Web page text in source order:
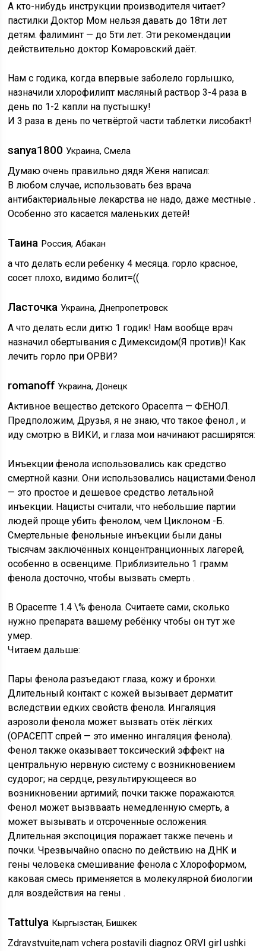
А кто-нибудь инструкции производителя читает?
пастилки Доктор Мом нельзя давать до 18ти лет
детям. фалиминт — до 5ти лет. Эти рекомендации
действительно доктор Комаровский даёт.
Нам с годика, когда впервые заболело горлышко,
назначили хлорофилипт масляный раствор 3-4 раза в
день по 1-2 капли на пустышку!
И 3 раза в день по четвёртой части таблетки лисобакт!
sanya1800Украина, Смела
Думаю очень правильно дядя Женя написал:
В любом случае, использовать без врача
антибактериальные лекарства не надо, даже местные .
Особенно это касается маленьких детей!
Таина Россия, Абакан
а что делать если ребенку 4 месяца. горло красное,
сосет плохо, видимо болит=((
ЛасточкаУкраина, Днепропетровск
А что делать если дитю 1 годик! Нам вообще врач
назначил обертывания с Димексидом(Я против)! Как
лечить горло при ОРВИ?
romanoffУкраина, Донецк
Активное вещество детского Орасепта — ФЕНОЛ.
Предположим, Друзья, я не знаю, что такое фенол , и
иду смотрю в ВИКИ, и глаза мои начинают расширятся:
Инъекции фенола использовались как средство
смертной казни. Они использовались нацистами.Фенол
— это простое и дешевое средство летальной
инъекции. Нацисты считали, что небольшие партии
людей проще убить фенолом, чем Циклоном -Б.
Смертельные фенольные инъекции были даны
тысячам заключённых концентранционных лагерей,
особенно в освенциме. Приблизительно 1 грамм
фенола досточно, чтобы вызвать смерть .
В Орасепте 1.4 \% фенола. Считаете сами, сколько
нужно препарата вашему ребёнку чтобы он тут же
умер.
Читаем дальше:
Пары фенола разъедают глаза, кожу и бронхи.
Длительный контакт с кожей вызывает дерматит
вследствии едких свойств фенола. Ингаляция
аэрозоли фенола может вызвать отёк лёгких
(ОРАСЕПТ спрей — это именно ингаляция фенола).
Фенол также оказывает токсический эффект на
центральную нервную систему с возникновением
судорог; на сердце, результирующееся во
возникновении артимий; почки также поражаются.
Фенол может вызвваать немедленную смерть, а
может вызывать и отсроченные осложения.
Длительная экспоциция поражает также печень и
почки. Чрезвычайно опасно по действию на ДНК и
гены человека смешивание фенола с Хлороформом,
каковая смесь применяется в молекулярной биологии
для воздействия на гены .
Tattulya Кыргызстан, Бишкек
Zdravstvuite,nam vchera postavili diagnoz ORVI girl ushki